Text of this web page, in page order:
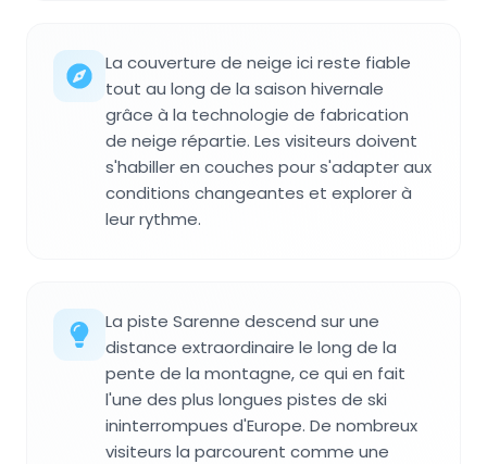
La couverture de neige ici reste fiable
tout au long de la saison hivernale
grâce à la technologie de fabrication
de neige répartie. Les visiteurs doivent
s'habiller en couches pour s'adapter aux
conditions changeantes et explorer à
leur rythme.
La piste Sarenne descend sur une
distance extraordinaire le long de la
pente de la montagne, ce qui en fait
l'une des plus longues pistes de ski
ininterrompues d'Europe. De nombreux
visiteurs la parcourent comme une